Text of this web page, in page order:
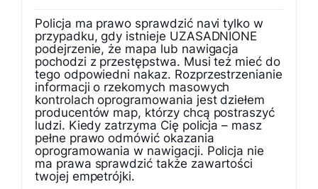
Policja ma prawo sprawdzić navi tylko w
przypadku, gdy istnieje UZASADNIONE
podejrzenie, że mapa lub nawigacja
pochodzi z przestępstwa. Musi też mieć do
tego odpowiedni nakaz. Rozprzestrzenianie
informacji o rzekomych masowych
kontrolach oprogramowania jest dziełem
producentów map, którzy chcą postraszyć
ludzi. Kiedy zatrzyma Cię policja – masz
pełne prawo odmówić okazania
oprogramowania w nawigacji. Policja nie
ma prawa sprawdzić także zawartości
twojej empetrójki.